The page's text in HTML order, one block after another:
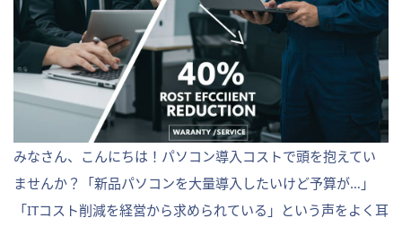
みなさん、こんにちは！パソコン導入コストで頭を抱えてい
ませんか？「新品パソコンを大量導入したいけど予算が…」
「ITコスト削減を経営から求められている」という声をよく耳